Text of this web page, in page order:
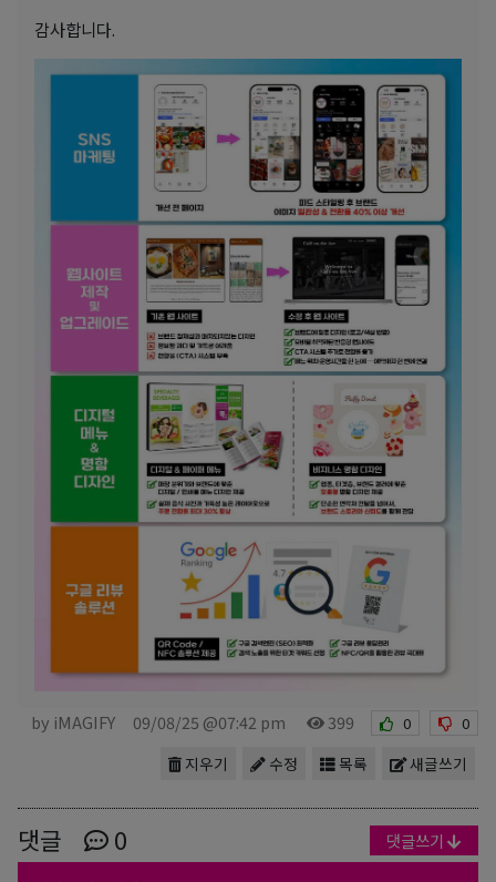
감사합니다.
by iMAGIFY 09/08/25 @07:42 pm 399 0 0
새글쓰기
목록
수정
지우기
댓글 0 댓글쓰기